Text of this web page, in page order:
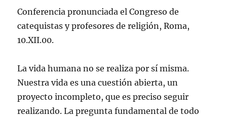
Conferencia pronunciada el Congreso de
catequistas y profesores de religión, Roma,
10.XII.00.
La vida humana no se realiza por sí misma.
Nuestra vida es una cuestión abierta, un
proyecto incompleto, que es preciso seguir
realizando. La pregunta fundamental de todo